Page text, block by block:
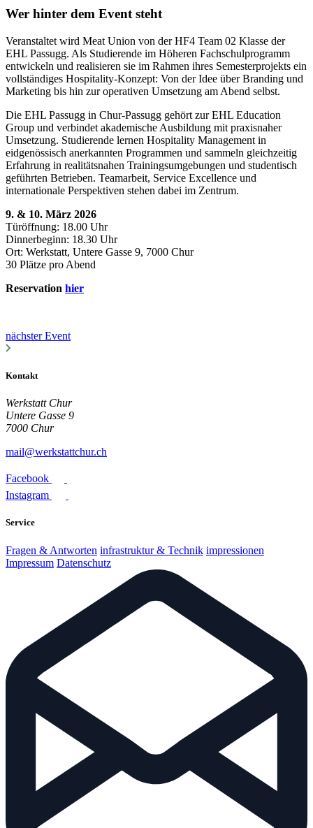
Wer hinter dem Event steht
Veranstaltet wird Meat Union von der HF4 Team 02 Klasse der
EHL Passugg. Als Studierende im Höheren Fachschulprogramm
entwickeln und realisieren sie im Rahmen ihres Semesterprojekts ein
vollständiges Hospitality-Konzept: Von der Idee über Branding und
Marketing bis hin zur operativen Umsetzung am Abend selbst.
Die EHL Passugg in Chur-Passugg gehört zur EHL Education
Group und verbindet akademische Ausbildung mit praxisnaher
Umsetzung. Studierende lernen Hospitality Management in
eidgenössisch anerkannten Programmen und sammeln gleichzeitig
Erfahrung in realitätsnahen Trainingsumgebungen und studentisch
geführten Betrieben. Teamarbeit, Service Excellence und
internationale Perspektiven stehen dabei im Zentrum.
9. & 10. März 2026
Türöffnung: 18.00 Uhr
Dinnerbeginn: 18.30 Uhr
Ort: Werkstatt, Untere Gasse 9, 7000 Chur
30 Plätze pro Abend
Reservation hier
nächster Event
Kontakt
Werkstatt Chur
Untere Gasse 9
7000 Chur
mail@werkstattchur.ch
Facebook
Instagram
Service
Fragen & Antworten infrastruktur & Technik impressionen
Impressum Datenschutz